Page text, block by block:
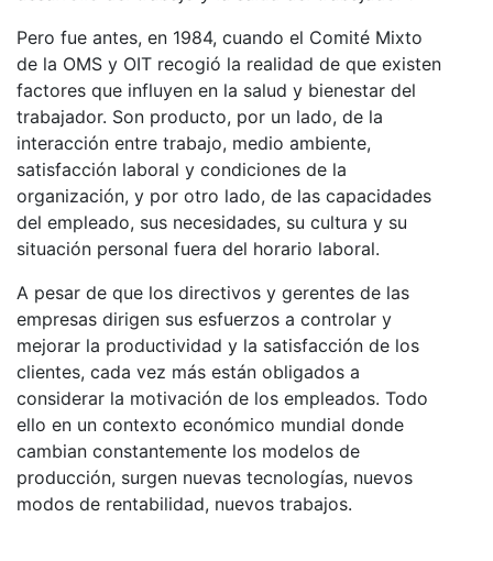
Pero fue antes, en 1984, cuando el Comité Mixto
de la OMS y OIT recogió la realidad de que existen
factores que influyen en la salud y bienestar del
trabajador. Son producto, por un lado, de la
interacción entre trabajo, medio ambiente,
satisfacción laboral y condiciones de la
organización, y por otro lado, de las capacidades
del empleado, sus necesidades, su cultura y su
situación personal fuera del horario laboral.
A pesar de que los directivos y gerentes de las
empresas dirigen sus esfuerzos a controlar y
mejorar la productividad y la satisfacción de los
clientes, cada vez más están obligados a
considerar la motivación de los empleados. Todo
ello en un contexto económico mundial donde
cambian constantemente los modelos de
producción, surgen nuevas tecnologías, nuevos
modos de rentabilidad, nuevos trabajos.